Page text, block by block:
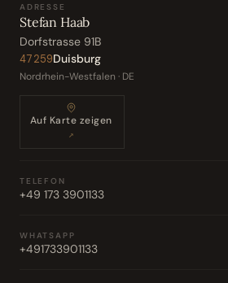
ADRESSE
Stefan Haab
Dorfstrasse 91B
47259Duisburg
Nordrhein-Westfalen · DE
Auf Karte zeigen
↗
TELEFON
+49 173 3901133
WHATSAPP
+491733901133